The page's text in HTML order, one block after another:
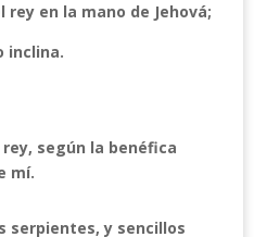
en la mano de Jehová;
inclina.
según la benéfica
mí.
serpientes, y sencillos